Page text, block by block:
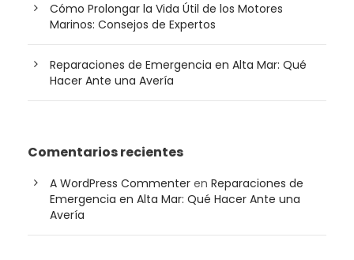
Cómo Prolongar la Vida Útil de los Motores
Marinos: Consejos de Expertos
Reparaciones de Emergencia en Alta Mar: Qué
Hacer Ante una Avería
Comentarios recientes
A WordPress Commenter en Reparaciones de
Emergencia en Alta Mar: Qué Hacer Ante una
Avería